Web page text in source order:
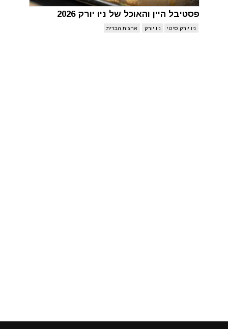
פסטיבל היין והאוכל של ניו יורק 2026
ניו יורק סיטי ניו יורק ארצות הברית